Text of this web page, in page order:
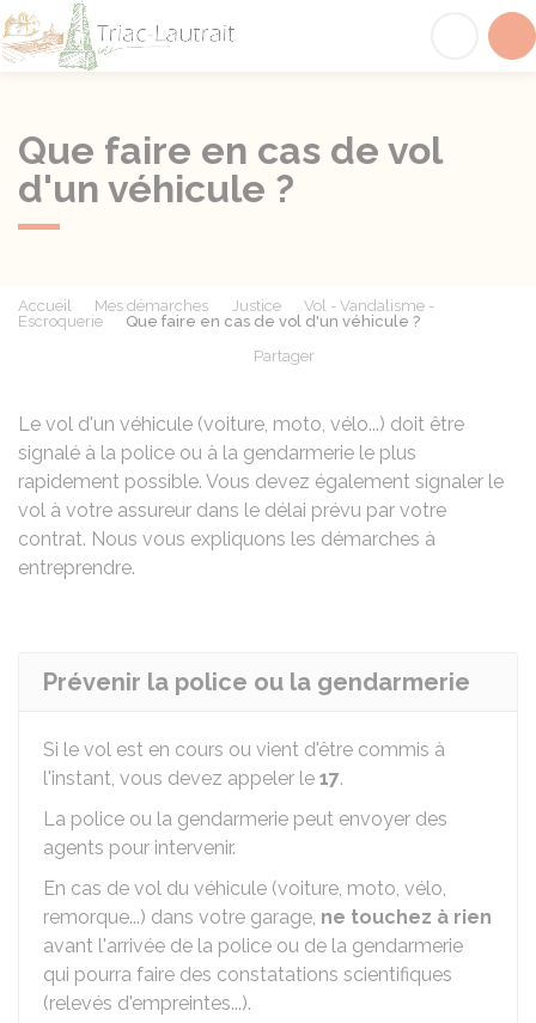
Que faire en cas de vol
d'un véhicule ?
Accueil Mes démarches Justice
Vol - Vandalisme -
Escroquerie
Que faire en cas de vol d'un véhicule ?
Partager
Le vol d'un véhicule (voiture, moto, vélo...) doit être
signalé à la police ou à la gendarmerie le plus
rapidement possible. Vous devez également signaler le
vol à votre assureur dans le délai prévu par votre
contrat. Nous vous expliquons les démarches à
entreprendre.
Prévenir la police ou la gendarmerie
Si le vol est en cours ou vient d'être commis à
l'instant, vous devez appeler le 17.
La police ou la gendarmerie peut envoyer des
agents pour intervenir.
En cas de vol du véhicule (voiture, moto, vélo,
remorque...) dans votre garage, ne touchez à rien
avant l'arrivée de la police ou de la gendarmerie
qui pourra faire des constatations scientifiques
(relevés d'empreintes...).